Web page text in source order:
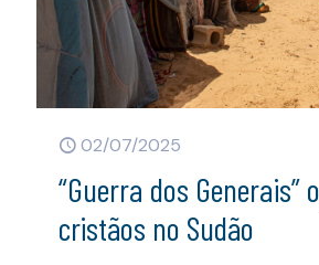
02/07/2025
“Guerra dos Generais”
cristãos no Sudão